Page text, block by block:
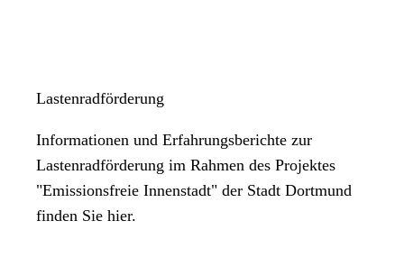
Lastenradförderung
Informationen und Erfahrungsberichte zur
Lastenradförderung im Rahmen des Projektes
"Emissionsfreie Innenstadt" der Stadt Dortmund
finden Sie hier.